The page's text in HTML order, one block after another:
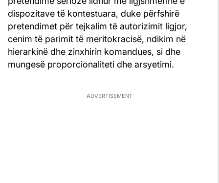
dispozitave të kontestuara, duke përfshirë
pretendimet për tejkalim të autorizimit ligjor,
cenim të parimit të meritokracisë, ndikim në
hierarkinë dhe zinxhirin komandues, si dhe
mungesë proporcionaliteti dhe arsyetimi.